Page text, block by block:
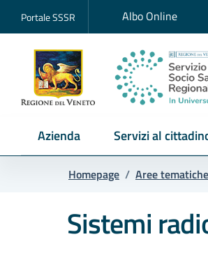
Portale SSSR Albo Online
Azienda Servizi al
Homepage / Aree tematiche
Sistemi